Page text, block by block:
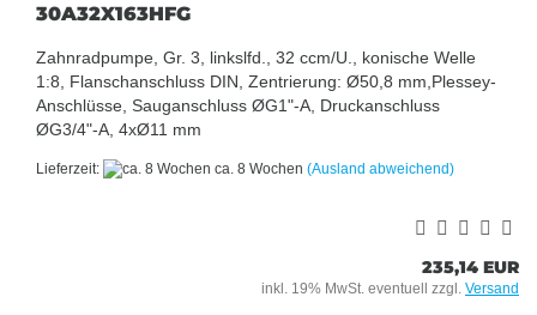
30A32X163HFG
Zahnradpumpe, Gr. 3, linkslfd., 32 ccm/U., konische Welle
1:8, Flanschanschluss DIN, Zentrierung: Ø50,8 mm,Plessey-
Anschlüsse, Sauganschluss ØG1"-A, Druckanschluss
ØG3/4"-A, 4xØ11 mm
Lieferzeit: ca. 8 Wochen (Ausland abweichend)
235,14 EUR
inkl. 19% MwSt. eventuell zzgl. Versand